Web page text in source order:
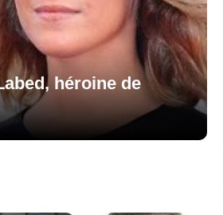
héroine de